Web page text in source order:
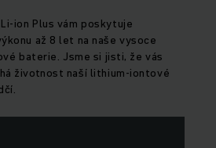
ion Plus vám poskytuje
až 8 let na naše vysoce
baterie. Jsme si jisti, že vás
životnost naší lithium-iontové